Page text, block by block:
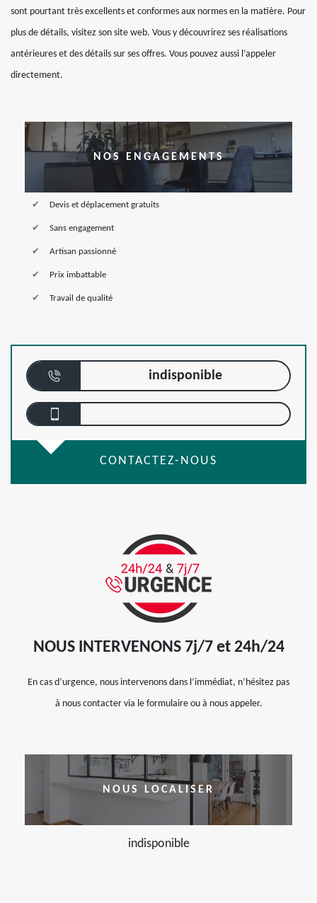
sont pourtant très excellents et conformes aux normes en la matière. Pour
plus de détails, visitez son site web. Vous y découvrirez ses réalisations
antérieures et des détails sur ses offres. Vous pouvez aussi l’appeler
directement.
NOS ENGAGEMENTS
Devis et déplacement gratuits
Sans engagement
Artisan passionné
Prix imbattable
Travail de qualité
indisponible
CONTACTEZ-NOUS
NOUS INTERVENONS 7j/7 et 24h/24
En cas d’urgence, nous intervenons dans l’immédiat, n’hésitez pas
à nous contacter via le formulaire ou à nous appeler.
NOUS LOCALISER
indisponible